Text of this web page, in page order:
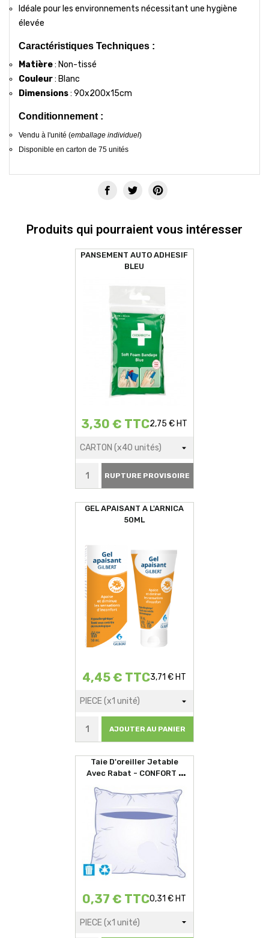
Idéale pour les environnements nécessitant une hygiène
élevée
Caractéristiques Techniques :
Matière: Non-tissé
Couleur: Blanc
Dimensions: 90x200x15cm
Conditionnement :
Vendu à l'unité (emballage individuel)
Disponible en carton de 75 unités
Produits qui pourraient vous intéresser
PANSEMENT AUTO ADHESIF
BLEU
3,30 € TTC2,75 € HT
RUPTURE PROVISOIRE
GEL APAISANT A L'ARNICA
50ML
4,45 € TTC3,71 € HT
AJOUTER AU PANIER
Taie D'oreiller Jetable
Avec Rabat - CONFORT -
0,37 € TTC0,31 € HT